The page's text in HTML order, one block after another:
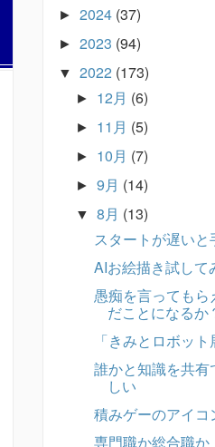
► 2024 (37)
► 2023 (94)
▼ 2022 (173)
► 12月 (6)
► 11月 (5)
► 10月 (7)
► 9月 (14)
▼ 8月 (13)
スタートが遅いと
AIお絵描き試して
愚痴を言っても
だことになるか
「きみとロボッ
誰かと知識を共有
しい
積みゲーのアイコ
専門職か総合職か